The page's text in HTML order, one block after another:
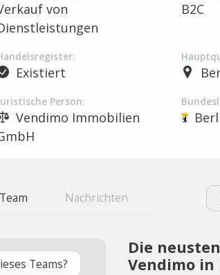
von
B2C
Existiert
Person:
Vendimo Immobilien
Team Nachrichten
Teams?
Die
Vendimo in